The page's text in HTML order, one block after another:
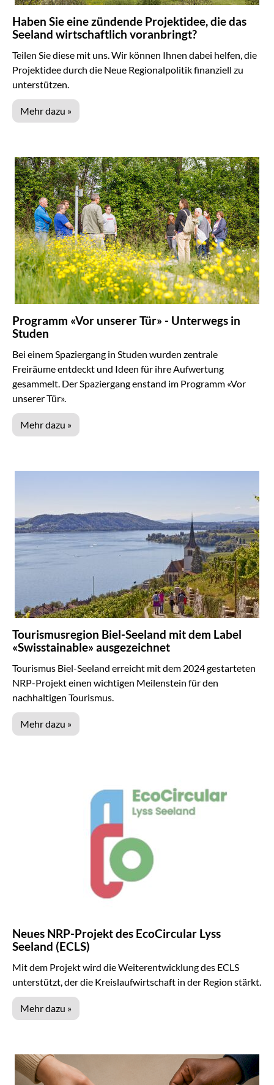
Haben Sie eine zündende Projektidee, die das
Seeland wirtschaftlich voranbringt?
Teilen Sie diese mit uns. Wir können Ihnen dabei helfen, die
Projektidee durch die Neue Regionalpolitik finanziell zu
unterstützen.
Mehr dazu »
Programm «Vor unserer Tür» - Unterwegs in
Studen
Bei einem Spaziergang in Studen wurden zentrale
Freiräume entdeckt und Ideen für ihre Aufwertung
gesammelt. Der Spaziergang enstand im Programm «Vor
unserer Tür».
Mehr dazu »
Tourismusregion Biel-Seeland mit dem Label
«Swisstainable» ausgezeichnet
Tourismus Biel-Seeland erreicht mit dem 2024 gestarteten
NRP-Projekt einen wichtigen Meilenstein für den
nachhaltigen Tourismus.
Mehr dazu »
Neues NRP-Projekt des EcoCircular Lyss
Seeland (ECLS)
Mit dem Projekt wird die Weiterentwicklung des ECLS
unterstützt, der die Kreislaufwirtschaft in der Region stärkt.
Mehr dazu »